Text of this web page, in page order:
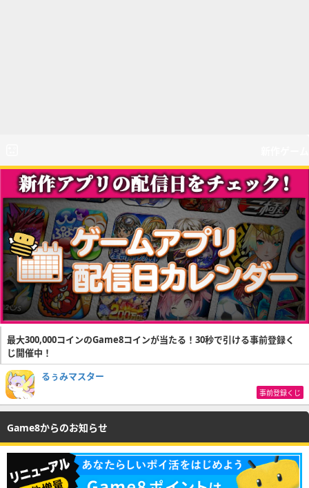
最大300,000コインのGame8コインが当たる！30秒で引ける事前登録く
じ開催中！
るぅみマスター
事前登録くじ
Game8からのお知らせ